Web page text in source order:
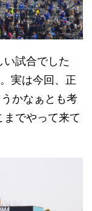
試合でした
実は今回、正
かなぁとも考
でやって来て